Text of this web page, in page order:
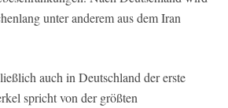
unter anderem aus dem Iran
auch in Deutschland der erste
spricht von der größten